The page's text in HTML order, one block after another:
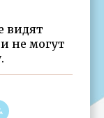
видят
не могут